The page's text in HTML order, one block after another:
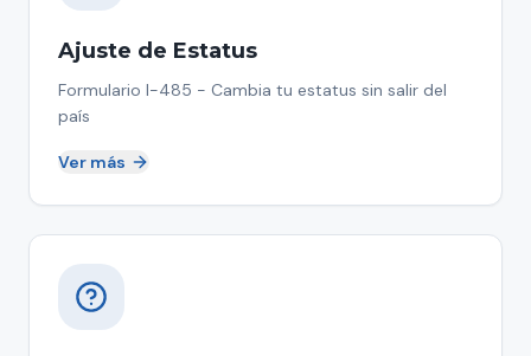
Ajuste de Estatus
Formulario I-485 - Cambia tu estatus sin salir del
país
Ver más